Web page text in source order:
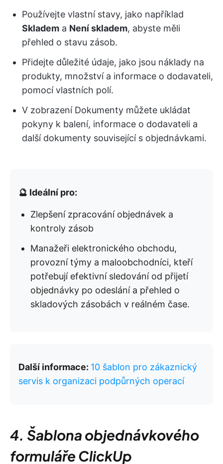
Používejte vlastní stavy, jako například
Skladem a Není skladem, abyste měli
přehled o stavu zásob.
Přidejte důležité údaje, jako jsou náklady na
produkty, množství a informace o dodavateli,
pomocí vlastních polí.
V zobrazení Dokumenty můžete ukládat
pokyny k balení, informace o dodavateli a
další dokumenty související s objednávkami.
🔮 Ideální pro:
Zlepšení zpracování objednávek a
kontroly zásob
Manažeři elektronického obchodu,
provozní týmy a maloobchodníci, kteří
potřebují efektivní sledování od přijetí
objednávky po odeslání a přehled o
skladových zásobách v reálném čase.
Další informace: 10 šablon pro zákaznický
servis k organizaci podpůrných operací
4. Šablona objednávkového
formuláře ClickUp